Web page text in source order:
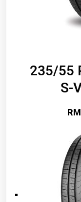
235/55
S-
RM